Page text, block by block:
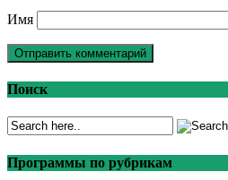
Имя
Поиск
Программы по рубрикам